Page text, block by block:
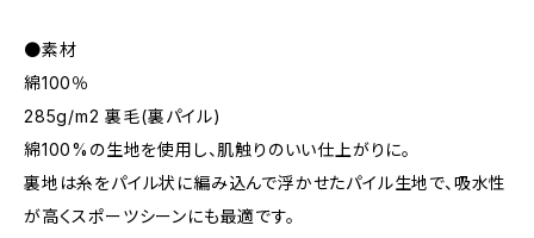
●素材
綿100％
285g/m2 裏毛(裏パイル)
綿100%の生地を使用し、肌触りのいい仕上がりに。
裏地は糸をパイル状に編み込んで浮かせたパイル生地で、吸水性
が高くスポーツシーンにも最適です。